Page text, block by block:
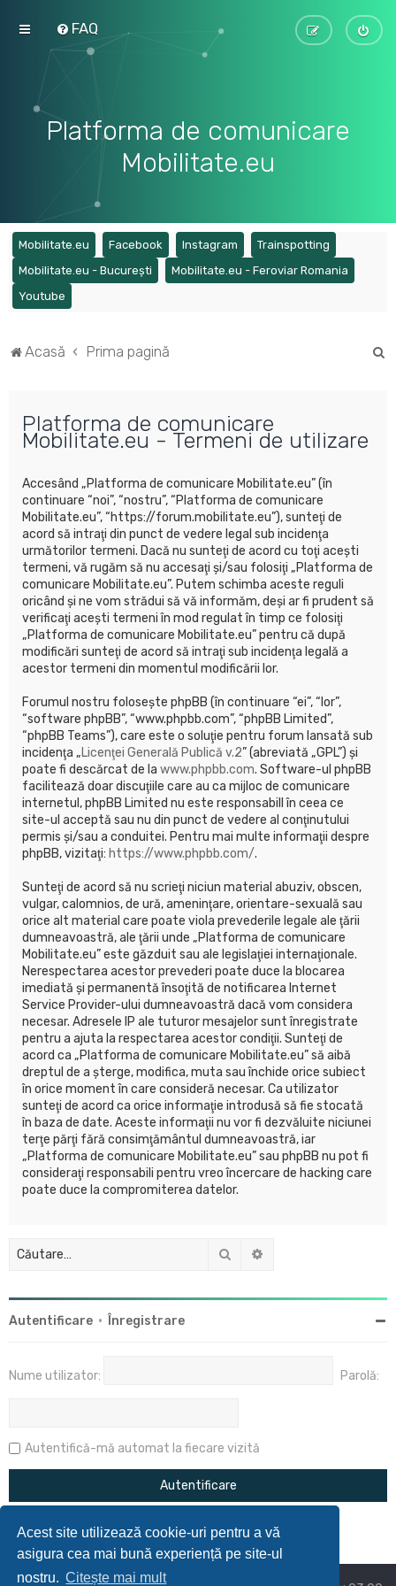
Acest site utilizează cookie-uri pentru a vă
asigura cea mai bună experiență pe site-ul
nostru. Citește mai mult
FAQ
Platforma de comunicare
Mobilitate.eu
Mobilitate.eu (Opens a new tab)
Facebook (Opens a new tab)
Instagram (Opens a new tab)
Trainspotting
Mobilitate.eu - București (Opens a new tab)
Mobilitate.eu - Feroviar Romania
Youtube
Acasă Prima pagină
Platforma de comunicare
Mobilitate.eu - Termeni de utilizare
Accesând „Platforma de comunicare Mobilitate.eu” (în
continuare “noi”, “nostru”, “Platforma de comunicare
Mobilitate.eu”, “https://forum.mobilitate.eu”), sunteţi de
acord să intraţi din punct de vedere legal sub incidenţa
următorilor termeni. Dacă nu sunteţi de acord cu toţi aceşti
termeni, vă rugăm să nu accesaţi şi/sau folosiţi „Platforma de
comunicare Mobilitate.eu”. Putem schimba aceste reguli
oricând şi ne vom strădui să vă informăm, deşi ar fi prudent să
verificaţi aceşti termeni în mod regulat în timp ce folosiţi
„Platforma de comunicare Mobilitate.eu” pentru că după
modificări sunteţi de acord să intraţi sub incidenţa legală a
acestor termeni din momentul modificării lor.
Forumul nostru foloseşte phpBB (în continuare “ei”, “lor”,
“software phpBB”, “www.phpbb.com”, “phpBB Limited”,
“phpBB Teams”), care este o soluţie pentru forum lansată sub
incidenţa „Licenţei Generală Publică v.2” (abreviată „GPL”) şi
poate fi descărcat de la www.phpbb.com. Software-ul phpBB
facilitează doar discuţiile care au ca mijloc de comunicare
internetul, phpBB Limited nu este responsabill în ceea ce
site-ul acceptă sau nu din punct de vedere al conţinutului
permis şi/sau a conduitei. Pentru mai multe informaţii despre
phpBB, vizitaţi: https://www.phpbb.com/.
Sunteţi de acord să nu scrieţi niciun material abuziv, obscen,
vulgar, calomnios, de ură, ameninţare, orientare-sexuală sau
orice alt material care poate viola prevederile legale ale ţării
dumneavoastră, ale ţării unde „Platforma de comunicare
Mobilitate.eu” este găzduit sau ale legislaţiei internaţionale.
Nerespectarea acestor prevederi poate duce la blocarea
imediată şi permanentă însoţită de notificarea Internet
Service Provider-ului dumneavoastră dacă vom considera
necesar. Adresele IP ale tuturor mesajelor sunt înregistrate
pentru a ajuta la respectarea acestor condiţii. Sunteţi de
acord ca „Platforma de comunicare Mobilitate.eu” să aibă
dreptul de a şterge, modifica, muta sau închide orice subiect
în orice moment în care consideră necesar. Ca utilizator
sunteţi de acord ca orice informaţie introdusă să fie stocată
în baza de date. Aceste informaţii nu vor fi dezvăluite niciunei
terţe părţi fără consimţământul dumneavoastră, iar
„Platforma de comunicare Mobilitate.eu” sau phpBB nu pot fi
consideraţi responsabili pentru vreo încercare de hacking care
poate duce la compromiterea datelor.
Căutare
Autentificare • Înregistrare
Nume utilizator: Parolă:
Autentifică-mă automat la fiecare vizită